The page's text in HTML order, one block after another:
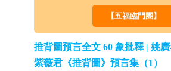
【五福臨門團】
推背圖預言全文 60 象批釋 | 姚
紫薇君《推背圖》預言集（1）